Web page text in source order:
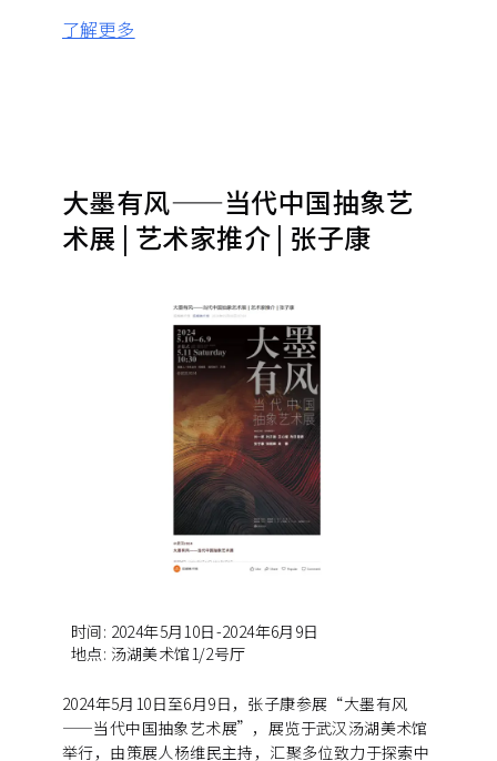
了解更多
大墨有风——当代中国抽象艺
术展 | 艺术家推介 | 张子康
时间: 2024年5月10日-2024年6月9日
地点: 汤湖美术馆1/2号厅
2024年5月10日至6月9日，张子康参展“大墨有风
——当代中国抽象艺术展”，展览于武汉汤湖美术馆
举行，由策展人杨维民主持，汇聚多位致力于探索中